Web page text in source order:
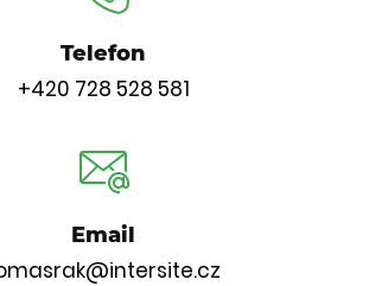
Telefon
+420 728 528 581
Email